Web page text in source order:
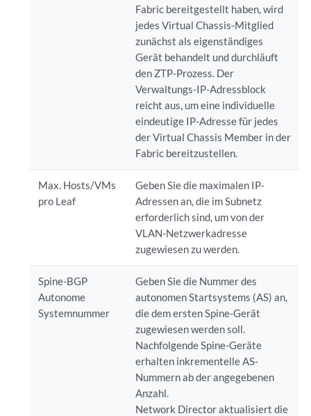
Fabric bereitgestellt haben, wird
jedes Virtual Chassis-Mitglied
zunächst als eigenständiges
Gerät behandelt und durchläuft
den ZTP-Prozess. Der
Verwaltungs-IP-Adressblock
reicht aus, um eine individuelle
eindeutige IP-Adresse für jedes
der Virtual Chassis Member in der
Fabric bereitzustellen.
Max. Hosts/VMs
pro Leaf
Geben Sie die maximalen IP-
Adressen an, die im Subnetz
erforderlich sind, um von der
VLAN-Netzwerkadresse
zugewiesen zu werden.
Spine-BGP
Autonome
Systemnummer
Geben Sie die Nummer des
autonomen Startsystems (AS) an,
die dem ersten Spine-Gerät
zugewiesen werden soll.
Nachfolgende Spine-Geräte
erhalten inkrementelle AS-
Nummern ab der angegebenen
Anzahl.
Network Director aktualisiert die